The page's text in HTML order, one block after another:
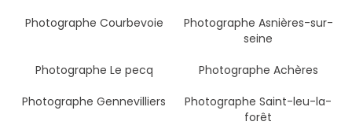
Photographe Courbevoie
Photographe Asnières-sur-
seine
Photographe Le pecq
Photographe Achères
Photographe Gennevilliers
Photographe Saint-leu-la-
forêt